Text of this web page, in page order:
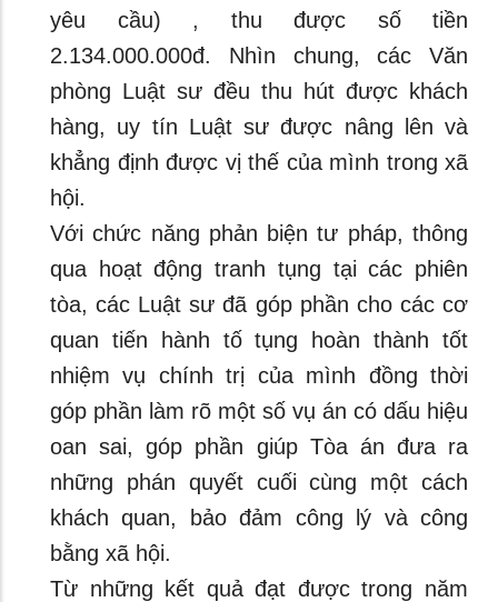
yêu cầu) , thu được số tiền
2.134.000.000đ. Nhìn chung, các Văn
phòng Luật sư đều thu hút được khách
hàng, uy tín Luật sư được nâng lên và
khẳng định được vị thế của mình trong xã
hội.
Với chức năng phản biện tư pháp, thông
qua hoạt động tranh tụng tại các phiên
tòa, các Luật sư đã góp phần cho các cơ
quan tiến hành tố tụng hoàn thành tốt
nhiệm vụ chính trị của mình đồng thời
góp phần làm rõ một số vụ án có dấu hiệu
oan sai, góp phần giúp Tòa án đưa ra
những phán quyết cuối cùng một cách
khách quan, bảo đảm công lý và công
bằng xã hội.
Từ những kết quả đạt được trong năm